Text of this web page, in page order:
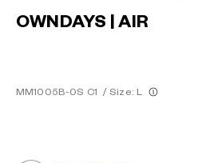
OWNDAYS | AIR
MM1005B-0S C1 / Size: L